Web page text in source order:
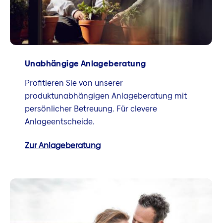
Unabhängige Anlageberatung
Profitieren Sie von unserer
produktunabhängigen Anlageberatung mit
persönlicher Betreuung. Für clevere
Anlageentscheide.
Zur Anlageberatung